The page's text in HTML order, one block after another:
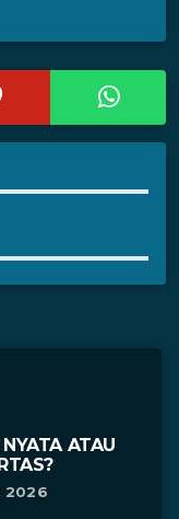
ATAU
2026